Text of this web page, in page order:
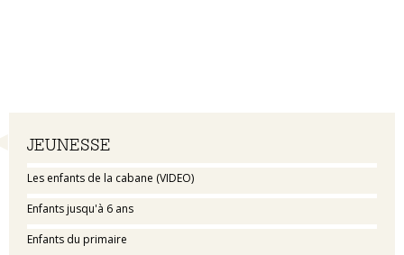
Navigation
JEUNESSE
Les enfants de la cabane (VIDEO)
Enfants jusqu'à 6 ans
Enfants du primaire